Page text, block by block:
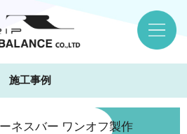
施工事例
ネスバー ワンオフ製作